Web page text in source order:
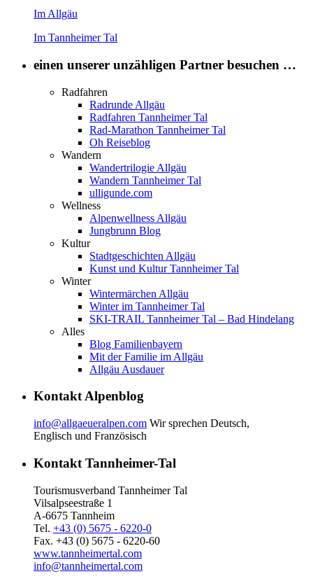
Im Allgäu
Im Tannheimer Tal
einen unserer unzähligen Partner besuchen …
Radfahren
Radrunde Allgäu
Radfahren Tannheimer Tal
Rad-Marathon Tannheimer Tal
Oh Reiseblog
Wandern
Wandertrilogie Allgäu
Wandern Tannheimer Tal
ulligunde.com
Wellness
Alpenwellness Allgäu
Jungbrunn Blog
Kultur
Stadtgeschichten Allgäu
Kunst und Kultur Tannheimer Tal
Winter
Wintermärchen Allgäu
Winter im Tannheimer Tal
SKI-TRAIL Tannheimer Tal – Bad Hindelang
Alles
Blog Familienbayern
Mit der Familie im Allgäu
Allgäu Ausdauer
Kontakt Alpenblog
info@allgaeueralpen.com Wir sprechen Deutsch,
Englisch und Französisch
Kontakt Tannheimer-Tal
Tourismusverband Tannheimer Tal
Vilsalpseestraße 1
A-6675 Tannheim
Tel. +43 (0) 5675 - 6220-0
Fax. +43 (0) 5675 - 6220-60
www.tannheimertal.com
info@tannheimertal.com